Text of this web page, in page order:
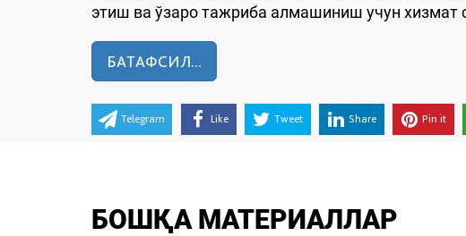
этиш ва ўзаро тажриба алмашиниш учун хизмат
БАТАФСИЛ...
Telegram Like Tweet Share Pin it
БОШҚА МАТЕРИАЛЛАР